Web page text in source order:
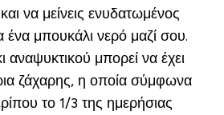
να μείνεις ενυδατωμένος
ένα μπουκάλι νερό μαζί σου.
μπορεί να έχει
ζάχαρης, η οποία σύμφωνα
το 1/3 της ημερήσιας